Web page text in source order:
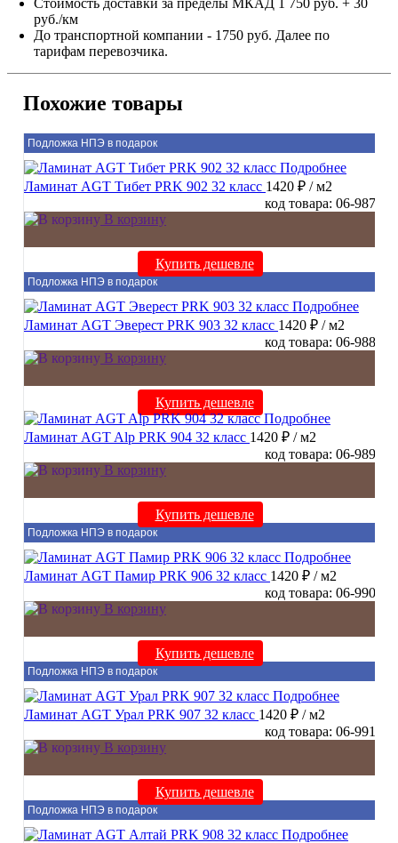
руб./км
До транспортной компании - 1750 руб. Далее по
тарифам перевозчика.
Похожие товары
Подложка НПЭ в подарок
Подробнее
Ламинат AGT Тибет PRK 902 32 класс 1420 ₽ / м2
код товара: 06-987
В корзину
Купить дешевле
Подложка НПЭ в подарок
Подробнее
Ламинат AGT Эверест PRK 903 32 класс 1420 ₽ / м2
код товара: 06-988
В корзину
Купить дешевле
Подробнее
Ламинат AGT Alp PRK 904 32 класс 1420 ₽ / м2
код товара: 06-989
В корзину
Купить дешевле
Подложка НПЭ в подарок
Подробнее
Ламинат AGT Памир PRK 906 32 класс 1420 ₽ / м2
код товара: 06-990
В корзину
Купить дешевле
Подложка НПЭ в подарок
Подробнее
Ламинат AGT Урал PRK 907 32 класс 1420 ₽ / м2
код товара: 06-991
В корзину
Купить дешевле
Подложка НПЭ в подарок
Подробнее